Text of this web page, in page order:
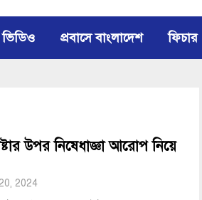
ভিডিও প্রবাসে বাংলাদেশ ফিচার
উপর নিষেধাজ্ঞা আরোপ নিয়ে
2024